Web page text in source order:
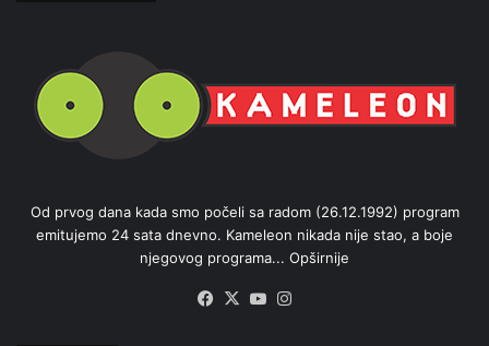
Od prvog dana kada smo počeli sa radom (26.12.1992) program
emitujemo 24 sata dnevno. Kameleon nikada nije stao, a boje
njegovog programa... Opširnije
Facebook
X YouTube